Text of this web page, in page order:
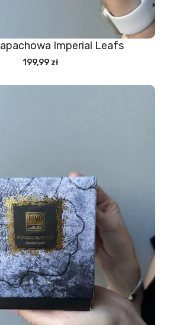
Imperial Leafs
199,99 zł